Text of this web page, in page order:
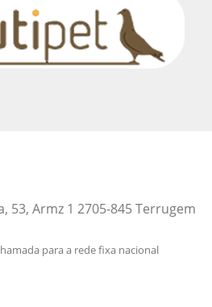
53, Armz 1 2705-845 Terrugem
para a rede fixa nacional